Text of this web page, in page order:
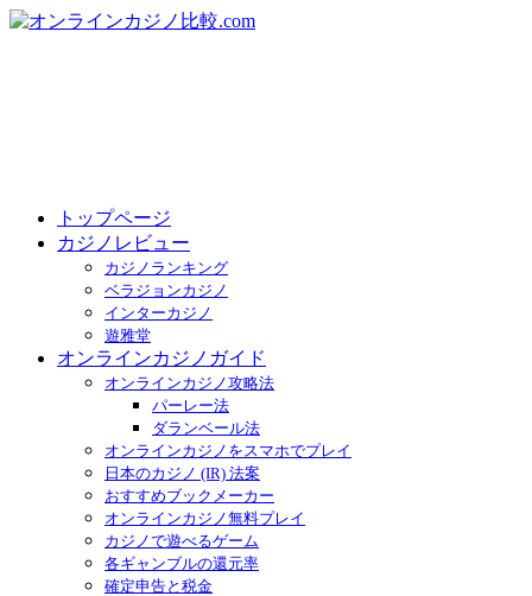
トップページ
カジノレビュー
カジノランキング
ベラジョンカジノ
インターカジノ
遊雅堂
オンラインカジノガイド
オンラインカジノ攻略法
パーレー法
ダランベール法
オンラインカジノをスマホでプレイ
日本のカジノ (IR) 法案
おすすめブックメーカー
オンラインカジノ無料プレイ
カジノで遊べるゲーム
各ギャンブルの還元率
確定申告と税金